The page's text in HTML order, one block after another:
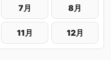
7月 8月
11月 12月